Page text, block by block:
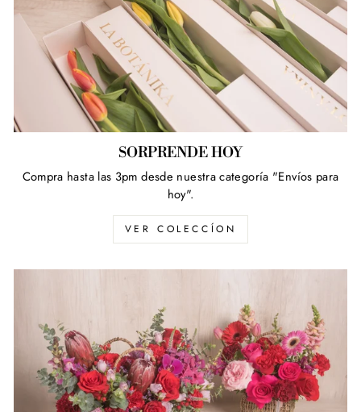
SORPRENDE HOY
Compra hasta las 3pm desde nuestra categoría "Envíos para
hoy".
VER COLECCÍON